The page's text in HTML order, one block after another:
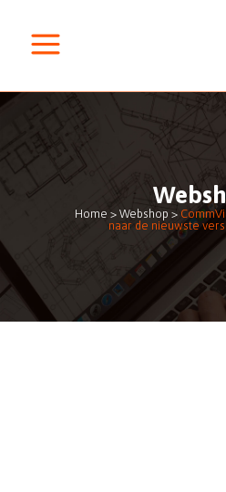
Home > Webshop >
naar de nieuwste